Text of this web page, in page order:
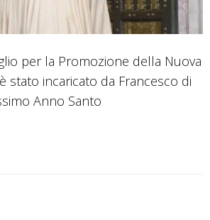
per la Promozione della Nuova
stato incaricato da Francesco di
Anno Santo